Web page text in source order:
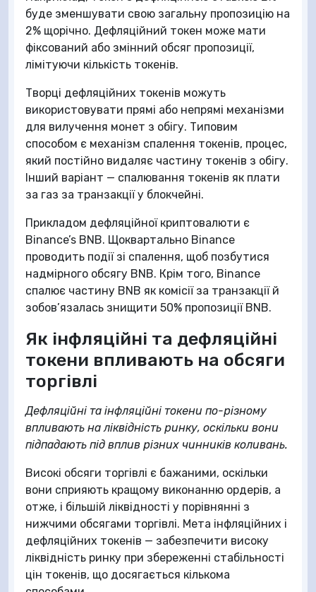
буде зменшувати свою загальну пропозицію на
2% щорічно. Дефляційний токен може мати
фіксований або змінний обсяг пропозиції,
лімітуючи кількість токенів.
Творці дефляційних токенів можуть
використовувати прямі або непрямі механізми
для вилучення монет з обігу. Типовим
способом є механізм спалення токенів, процес,
який постійно видаляє частину токенів з обігу.
Інший варіант — спалювання токенів як плати
за газ за транзакції у блокчейні.
Прикладом дефляційної криптовалюти є
Binance’s BNB. Щоквартально Binance
проводить події зі спалення, щоб позбутися
надмірного обсягу BNB. Крім того, Binance
спалює частину BNB як комісії за транзакції й
зобов’язалась знищити 50% пропозиції BNB.
Як інфляційні та дефляційні
токени впливають на обсяги
торгівлі
Дефляційні та інфляційні токени по-різному
впливають на ліквідність ринку, оскільки вони
підпадають під вплив різних чинників коливань.
Високі обсяги торгівлі є бажаними, оскільки
вони сприяють кращому виконанню ордерів, а
отже, і більшій ліквідності у порівнянні з
нижчими обсягами торгівлі. Мета інфляційних і
дефляційних токенів — забезпечити високу
ліквідність ринку при збереженні стабільності
цін токенів, що досягається кількома